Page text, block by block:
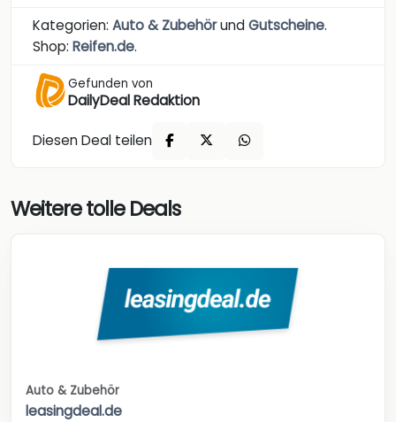
Kategorien: Auto & ZubehörundGutscheine.
Shop: Reifen.de.
Gefunden von
DailyDeal Redaktion
Diesen Deal teilen
Weitere tolle Deals
Auto & Zubehör
leasingdeal.de